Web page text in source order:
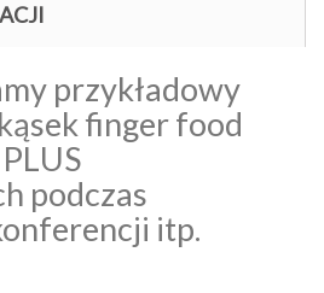
przykładowy
finger food
podczas
itp.